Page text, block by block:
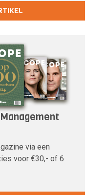
via een
voor €30,- of 6